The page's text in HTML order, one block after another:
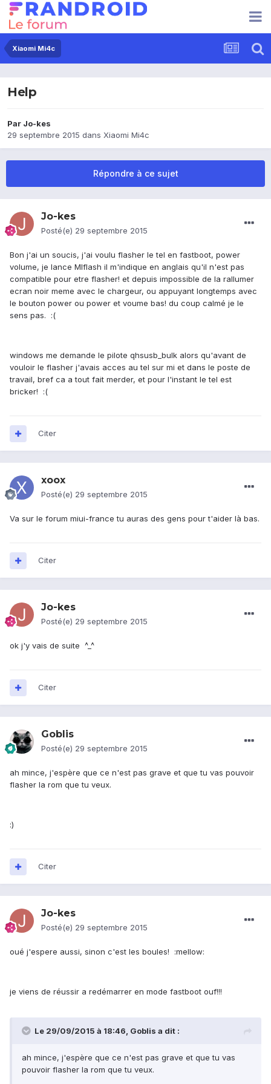
Xiaomi Mi4c
Help
Par Jo-kes
29 septembre 2015 dans Xiaomi Mi4c
Répondre à ce sujet
Jo-kes
Posté(e) 29 septembre 2015
Bon j'ai un soucis, j'ai voulu flasher le tel en fastboot, power
volume, je lance MIflash il m'indique en anglais qu'il n'est pas
compatible pour etre flasher! et depuis impossible de la rallumer
ecran noir meme avec le chargeur, ou appuyant longtemps avec
le bouton power ou power et voume bas! du coup calmé je le
sens pas. :(
windows me demande le pilote qhsusb_bulk alors qu'avant de
vouloir le flasher j'avais acces au tel sur mi et dans le poste de
travail, bref ca a tout fait merder, et pour l'instant le tel est
bricker! :(
Citer
xoox
Posté(e) 29 septembre 2015
Va sur le forum miui-france tu auras des gens pour t'aider là bas.
Citer
Jo-kes
Posté(e) 29 septembre 2015
ok j'y vais de suite ^_^
Citer
Goblis
Posté(e) 29 septembre 2015
ah mince, j'espère que ce n'est pas grave et que tu vas pouvoir
flasher la rom que tu veux.
:)
Citer
Jo-kes
Posté(e) 29 septembre 2015
oué j'espere aussi, sinon c'est les boules! :mellow:
je viens de réussir a redémarrer en mode fastboot ouf!!!
Le 29/09/2015 à 18:46, Goblis a dit :
ah mince, j'espère que ce n'est pas grave et que tu vas
pouvoir flasher la rom que tu veux.